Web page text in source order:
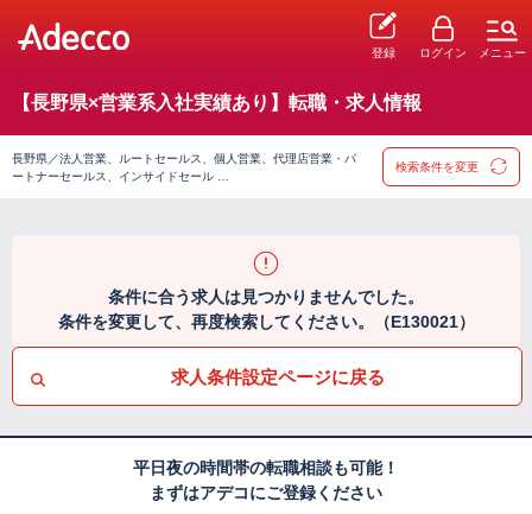
登録 ログイン メニュー
【長野県×営業系入社実績あり】転職・求人情報
長野県／法人営業、ルートセールス、個人営業、代理店営業・パ
ートナーセールス、インサイドセール …
検索条件を変更
条件に合う求人は見つかりませんでした。
条件を変更して、再度検索してください。（E130021）
求人条件設定ページに戻る
平日夜の時間帯の転職相談も可能！
まずはアデコにご登録ください